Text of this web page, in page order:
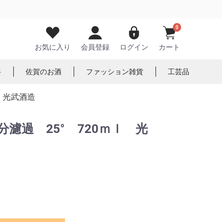
お気に入り
会員登録 ログイン カート
0
佐賀のお酒 ファッション雑貨 工芸品
武酒造
分濾過 25° 720ｍｌ 光